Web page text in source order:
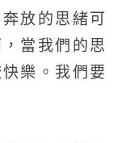
放的思緒可
當我們的思
樂。我們要